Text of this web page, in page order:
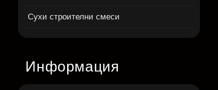
Сухи строителни смеси
Информация